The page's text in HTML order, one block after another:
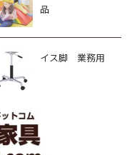
品
イス脚 業務用